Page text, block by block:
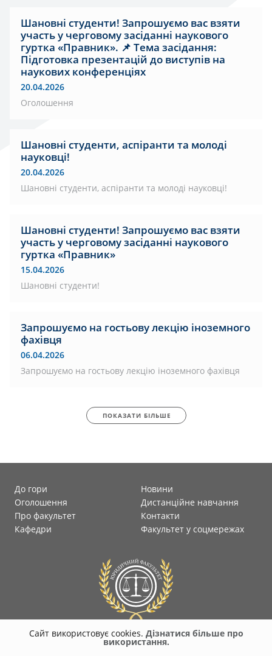
Шановні студенти! Запрошуємо вас взяти
участь у черговому засіданні наукового
гуртка «Правник». 📌 Тема засідання:
Підготовка презентацій до виступів на
наукових конференціях
20.04.2026
Оголошення
Шановні студенти, аспіранти та молоді
науковці!
20.04.2026
Шановні студенти, аспіранти та молоді науковці!
Шановні студенти! Запрошуємо вас взяти
участь у черговому засіданні наукового
гуртка «Правник»
15.04.2026
Шановні студенти!
Запрошуємо на гостьову лекцію іноземного
фахівця
06.04.2026
Запрошуємо на гостьову лекцію іноземного фахівця
ПОКАЗАТИ БІЛЬШЕ
До гори
Новини
Оголошення
Дистанційне навчання
Про факультет
Контакти
Кафедри
Факультет у соцмережах
Сайт використовує cookies. Дізнатися більше про
використання.